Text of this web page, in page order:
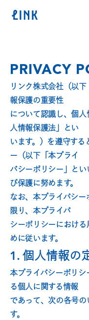
PRIVACY
リンク株式会社（以
報保護の重要性
について認識し、個
人情報保護法」とい
います。）を遵守す
ー（以下「本プライ
バシーポリシー」と
び保護に努めます。
なお、本プライバシ
限り、本プライバ
シーポリシーにおけ
めに従います。
1. 個人情報の
本プライバシーポリ
る個人に関する情報
であって、次の各号
す。